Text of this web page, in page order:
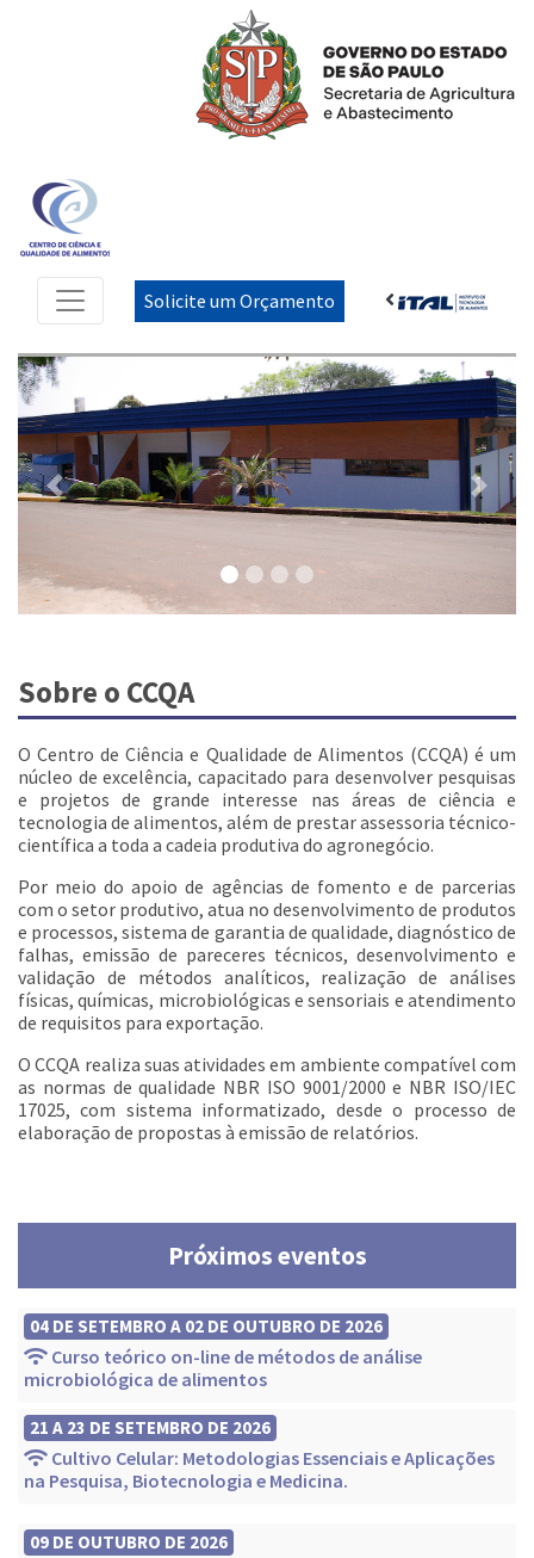
Solicite um Orçamento
Previous Next
Sobre o CCQA
O Centro de Ciência e Qualidade de Alimentos (CCQA) é um
núcleo de excelência, capacitado para desenvolver pesquisas
e projetos de grande interesse nas áreas de ciência e
tecnologia de alimentos, além de prestar assessoria técnico-
científica a toda a cadeia produtiva do agronegócio.
Por meio do apoio de agências de fomento e de parcerias
com o setor produtivo, atua no desenvolvimento de produtos
e processos, sistema de garantia de qualidade, diagnóstico de
falhas, emissão de pareceres técnicos, desenvolvimento e
validação de métodos analíticos, realização de análises
físicas, químicas, microbiológicas e sensoriais e atendimento
de requisitos para exportação.
O CCQA realiza suas atividades em ambiente compatível com
as normas de qualidade NBR ISO 9001/2000 e NBR ISO/IEC
17025, com sistema informatizado, desde o processo de
elaboração de propostas à emissão de relatórios.
Próximos eventos
04 DE SETEMBRO A 02 DE OUTUBRO DE 2026
Curso teórico on-line de métodos de análise
microbiológica de alimentos
21 A 23 DE SETEMBRO DE 2026
Cultivo Celular: Metodologias Essenciais e Aplicações
na Pesquisa, Biotecnologia e Medicina.
09 DE OUTUBRO DE 2026